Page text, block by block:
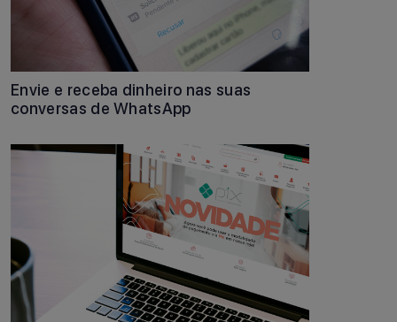
Envie e receba dinheiro nas suas
conversas de WhatsApp